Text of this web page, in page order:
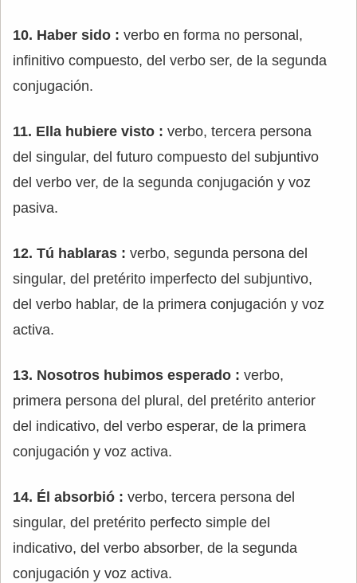
10. Haber sido : verbo en forma no personal,
infinitivo compuesto, del verbo ser, de la segunda
conjugación.
11. Ella hubiere visto : verbo, tercera persona
del singular, del futuro compuesto del subjuntivo
del verbo ver, de la segunda conjugación y voz
pasiva.
12. Tú hablaras : verbo, segunda persona del
singular, del pretérito imperfecto del subjuntivo,
del verbo hablar, de la primera conjugación y voz
activa.
13. Nosotros hubimos esperado : verbo,
primera persona del plural, del pretérito anterior
del indicativo, del verbo esperar, de la primera
conjugación y voz activa.
14. Él absorbió : verbo, tercera persona del
singular, del pretérito perfecto simple del
indicativo, del verbo absorber, de la segunda
conjugación y voz activa.